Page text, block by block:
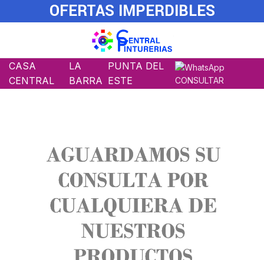
OFERTAS IMPERDIBLES
CASA
CENTRAL
LA
BARRA
PUNTA DEL
ESTE
CONSULTAR